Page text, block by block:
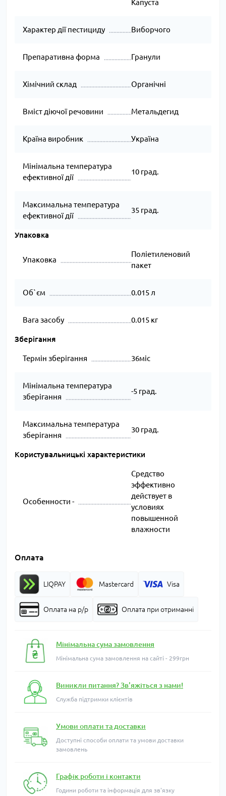
Капуста
Характер дії пестициду Виборчого
Препаративна форма Гранули
Хімічний склад Органічні
Вміст діючої речовини Метальдегид
Країна виробник Україна
Мінімальна температура
ефективної дії
10 град.
Максимальна температура
ефективної дії
35 град.
Упаковка
Упаковка
Поліетиленовий
пакет
Об`єм 0.015 л
Вага засобу 0.015 кг
Зберігання
Термін зберігання 36міс
Мінімальна температура
зберігання
-5 град.
Максимальна температура
зберігання
30 град.
Користувальницькі характеристики
Особенности -
Средство
эффективно
действует в
условиях
повышенной
влажности
Оплата
LIQPAY Mastercard Visa
Оплата на р/р Оплата при отриманні
Мінімальна сума замовлення
Мінімальна сума замовлення на сайті - 299грн
Виникли питання? Зв'яжіться з нами!
Служба підтримки клієнтів
Умови оплати та доставки
Доступні способи оплати та умови доставки
замовлень
Графік роботи і контакти
Години роботи та інформація для зв'язку